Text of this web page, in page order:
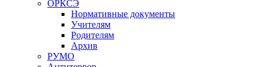
ОРКСЭ
Нормативные документы
Учителям
Родителям
Архив
РУМО